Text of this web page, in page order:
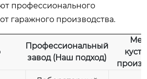
профессионального
гаражного производства.
Профессиональный
завод (Наш подход)